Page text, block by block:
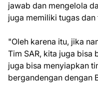
jawab dan mengelola
juga memiliki tugas
"Oleh karena itu, jika
Tim SAR, kita juga bisa
juga bisa menyiapkan
bergandengan dengan